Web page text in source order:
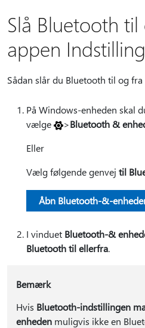
Slå Bluetooth
appen
Sådan slår du Bluetooth til og fra
På Windows-enheden skal
vælge
>Bluetooth &
Eller
Vælg følgende genvej til
Åbn Bluetooth-&-
I vinduet Bluetooth-&
Bluetooth til ellerfra.
Bemærk
Hvis Bluetooth-indstillingen
enhedenmuligvis ikke en